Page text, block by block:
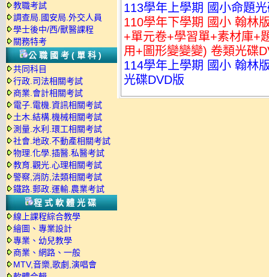
教職考試
調查局.國安局.外交人員
學士後中/西/獸醫課程
關務特考
公職國考(單科)
共同科目
行政.司法相關考試
商業.會計相關考試
電子.電機.資訊相關考試
土木.結構.機械相關考試
測量.水利.環工相關考試
社會.地政.不動產相關考試
物理.化學.插醫.私醫考試
教育.觀光.心理相關考試
警察,消防,法類相關考試
鐵路.郵政.運輸.農業考試
程式軟體光碟
線上課程綜合教學
繪圖、專業設計
專業、幼兒教學
商業、網路、一般
MTV,音樂,歌劇,演唱會
113學年上學期 國小命題
110學年下學期 國小 翰林
+單元卷+學習單+素材庫+
用+圖形變變變) 卷類光碟
114學年上學期 國小 翰林
光碟DVD版